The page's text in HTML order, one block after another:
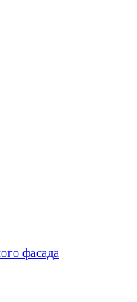
фасада